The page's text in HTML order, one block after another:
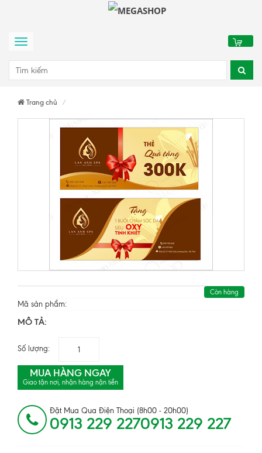
Menu
Trang chủ
Còn hàng
Mã sản phẩm:
MÔ TẢ:
Số lượng:
MUA HÀNG NGAY
Giao tận nơi, nhận hàng nận tiền
Đặt Mua Qua Điện Thoại (8h00 - 20h00)
0913 229 2270913 229 227